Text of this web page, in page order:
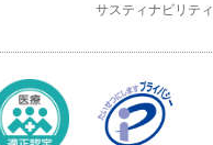
サスティナビリティ